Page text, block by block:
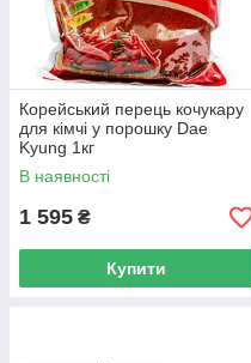
Корейський перець кочукару
для кімчі у порошку Dae
Kyung 1кг
В наявності
1 595 ₴
Купити